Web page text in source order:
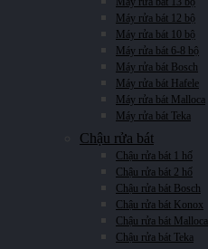
Máy rửa bát 12 bộ
Máy rửa bát 10 bộ
Máy rửa bát 6-8 bộ
Máy rửa bát Bosch
Máy rửa bát Hafele
Máy rửa bát Malloca
Máy rửa bát Teka
Chậu rửa bát
Chậu rửa bát 1 hố
Chậu rửa bát 2 hố
Chậu rửa bát Bosch
Chậu rửa bát Konox
Chậu rửa bát Malloca
Chậu rửa bát Teka